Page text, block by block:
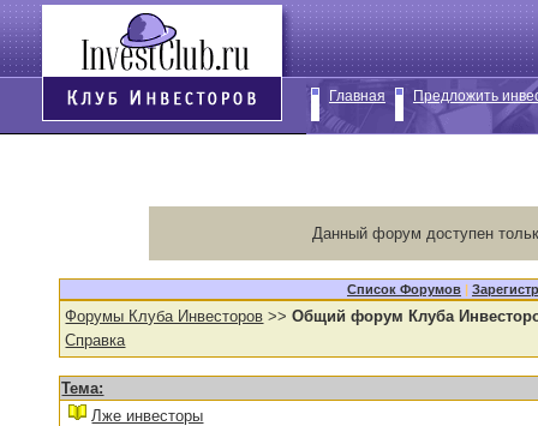
Главная Предложить
Данный форум доступен
Список Форумов |
Форумы Клуба Инвесторов >>Общий форум Клуба
Справка
Тема:
Лже инвесторы